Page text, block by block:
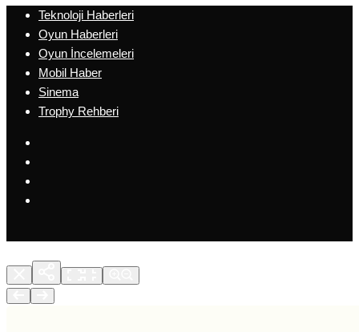
Teknoloji Haberleri
Oyun Haberleri
Oyun İncelemeleri
Mobil Haber
Sinema
Trophy Rehberi